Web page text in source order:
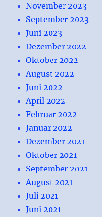
November 2023
September 2023
Juni 2023
Dezember 2022
Oktober 2022
August 2022
Juni 2022
April 2022
Februar 2022
Januar 2022
Dezember 2021
Oktober 2021
September 2021
August 2021
Juli 2021
Juni 2021